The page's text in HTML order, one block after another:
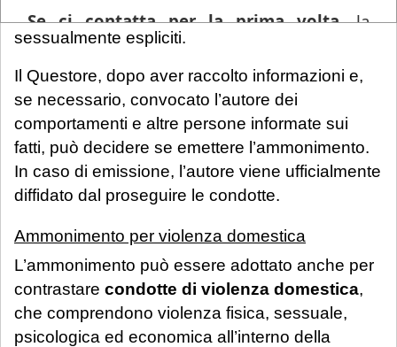
diffusione illecita di immagini/video
sessualmente espliciti.
Il Questore, dopo aver raccolto informazioni e,
se necessario, convocato l’autore dei
comportamenti e altre persone informate sui
fatti, può decidere se emettere l’ammonimento.
In caso di emissione, l’autore viene ufficialmente
diffidato dal proseguire le condotte.
Ammonimento per violenza domestica
L’ammonimento può essere adottato anche per
contrastare condotte di violenza domestica,
che comprendono violenza fisica, sessuale,
psicologica ed economica all’interno della
Se ci contatta per la prima volta, la
informiamo che ogni richiesta di
consulenza pervenuta in questo periodo
sarà gestita in videoconferenza a fronte di
un compenso di€ 180,00, in ragione del
periodo di chiusura dello Studio.Si precisa
che tale maggiorazione non comporta un
trattamento prioritario: l'appuntamento
dei professionisti, in relazione all'urgenza
della questione posta. Se interessato, si
invita a mandare una mail con richiesta di
prenotazione.